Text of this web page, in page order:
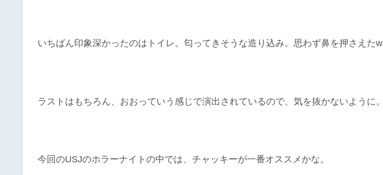
いちばん印象深かったのはトイレ。匂ってきそうな造り込み。思わず鼻を押さえたw
ラストはもちろん、おおっていう感じで演出されているので、気を抜かないように。
今回のUSJのホラーナイトの中では、チャッキーが一番オススメかな。